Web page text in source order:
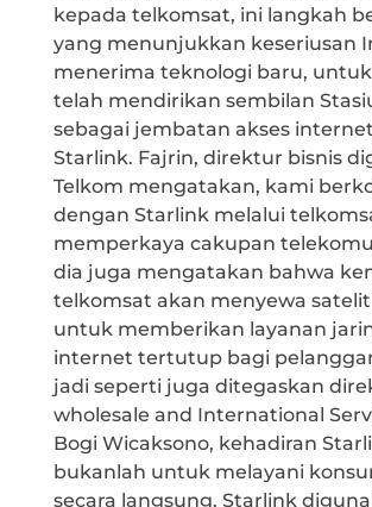
kepada telkomsat, ini langkah
yang menunjukkan keseriusan
menerima teknologi baru,
telah mendirikan sembilan
sebagai jembatan akses
Starlink. Fajrin, direktur bisnis
Telkom mengatakan, kami
dengan Starlink melalui
memperkaya cakupan
dia juga mengatakan bahwa
telkomsat akan menyewa
untuk memberikan layanan
internet tertutup bagi
jadi seperti juga ditegaskan
wholesale and International
Bogi Wicaksono, kehadiran
bukanlah untuk melayani
secara langsung. Starlink